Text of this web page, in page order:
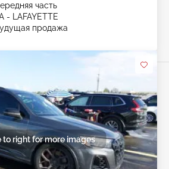
часть
- LAFAYETTE
продажа
to right for more images